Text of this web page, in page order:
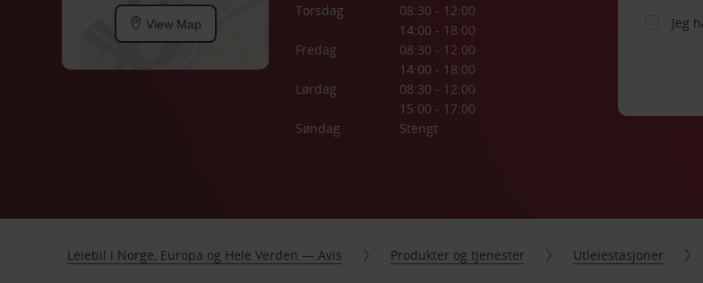
View Map
Torsdag
08:30 - 12:00
14:00 - 18:00
Fredag
08:30 - 12:00
14:00 - 18:00
Lørdag
08:30 - 12:00
15:00 - 17:00
Søndag
Stengt
Jeg
Leiebil i Norge, Europa og Hele Verden — Avis Produkter og tjenester Utleiestasjoner